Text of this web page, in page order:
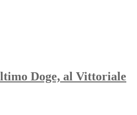
Doge, al Vittoriale